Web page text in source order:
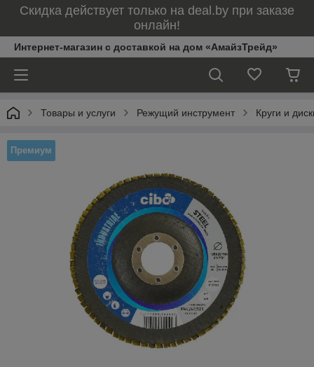
Скидка действует только на deal.by при заказе
онлайн!
Интернет-магазин с доставкой на дом «АмайзТрейд»
Товары и услуги Режущий инструмент Круги и
Премиум